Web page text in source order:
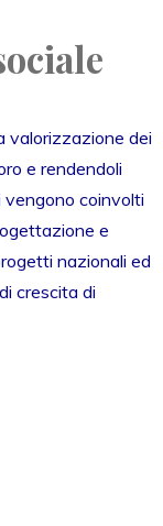
valorizzazione dei
e rendendoli
coinvolti
e
nazionali ed
crescita di